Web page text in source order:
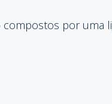
por uma